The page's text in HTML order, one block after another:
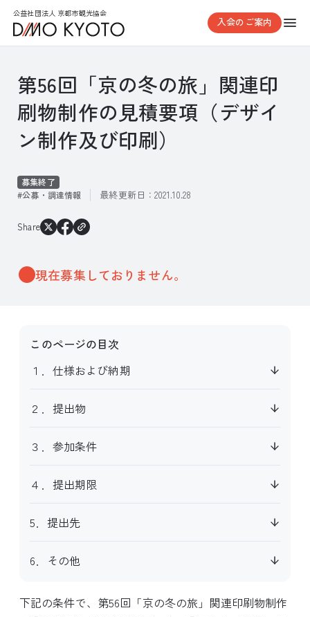
公益社団法人 京都市観光協会
入会のご案内
第56回「京の冬の旅」関連印
刷物制作の見積要項（デザイ
ン制作及び印刷）
募集終了
公募・調達情報
最終更新日：2021.10.28
Share
現在募集しておりません。
このページの目次
１．仕様および納期
２．提出物
３．参加条件
４．提出期限
5．提出先
6．その他
下記の条件で、第56回「京の冬の旅」関連印刷物制作